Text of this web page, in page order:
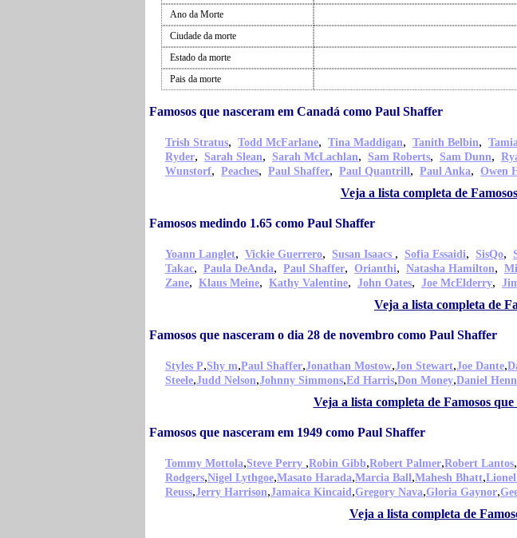
Ano da Morte
Ciudade da morte
Estado da morte
Pais da morte
Famosos que nasceram em Canadá como Paul Shaffer
Trish Stratus, Todd McFarlane, Tina Maddigan, Tanith Belbin,
Ryder, Sarah Slean, Sarah McLachlan, Sam Roberts, Sam Dunn,
Wunstorf, Peaches, Paul Shaffer, Paul Quantrill, Paul Anka, Owen
Veja a lista completa de
Famosos medindo 1.65 como Paul Shaffer
Yoann Langlet, Vickie Guerrero, Susan Isaacs , Sofia Essaidi, SisQo,
Takac, Paula DeAnda, Paul Shaffer, Orianthi, Natasha Hamilton,
Zane, Klaus Meine, Kathy Valentine, John Oates, Joe McElderry,
Veja a lista completa de
Famosos que nasceram o dia 28 de novembro como Paul Shaffer
Styles P,Shy m,Paul Shaffer,Jonathan Mostow,Jon Stewart,Joe Dante,
Steele,Judd Nelson,Johnny Simmons,Ed Harris,Don Money,Daniel
Veja a lista completa de Famosos
Famosos que nasceram em 1949 como Paul Shaffer
Tommy Mottola,Steve Perry ,Robin Gibb,Robert Palmer,Robert Lantos,
Rodgers,Nigel Lythgoe,Masato Harada,Marcia Ball,Mahesh Bhatt,
Reuss,Jerry Harrison,Jamaica Kincaid,Gregory Nava,Gloria Gaynor,
Veja a lista completa de